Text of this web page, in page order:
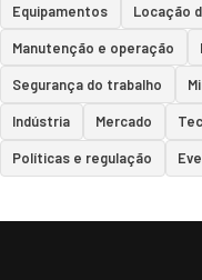
Equipamentos Locação
Manutenção e operação
Segurança do trabalho
Indústria Mercado
Políticas e regulação